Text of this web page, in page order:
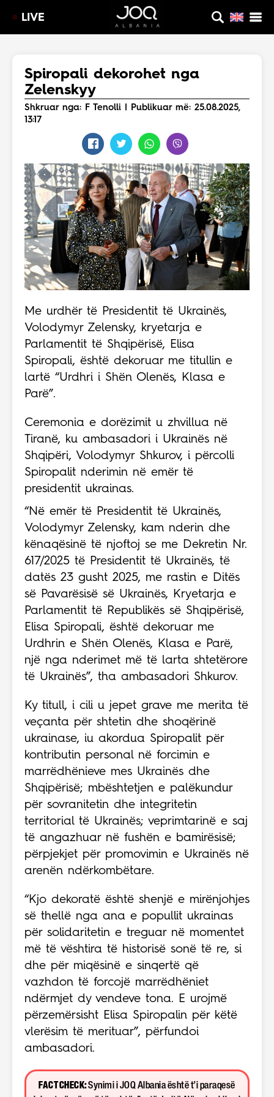
LIVE
Spiropali dekorohet nga
Zelenskyy
Shkruar nga: F Tenolli | Publikuar më: 25.08.2025,
13:17
Me urdhër të Presidentit të Ukrainës,
Volodymyr Zelensky, kryetarja e
Parlamentit të Shqipërisë, Elisa
Spiropali, është dekoruar me titullin e
lartë “Urdhri i Shën Olenës, Klasa e
Parë”.
Ceremonia e dorëzimit u zhvillua në
Tiranë, ku ambasadori i Ukrainës në
Shqipëri, Volodymyr Shkurov, i përcolli
Spiropalit nderimin në emër të
presidentit ukrainas.
“Në emër të Presidentit të Ukrainës,
Volodymyr Zelensky, kam nderin dhe
kënaqësinë të njoftoj se me Dekretin Nr.
617/2025 të Presidentit të Ukrainës, të
datës 23 gusht 2025, me rastin e Ditës
së Pavarësisë së Ukrainës, Kryetarja e
Parlamentit të Republikës së Shqipërisë,
Elisa Spiropali, është dekoruar me
Urdhrin e Shën Olenës, Klasa e Parë,
një nga nderimet më të larta shtetërore
të Ukrainës”, tha ambasadori Shkurov.
Ky titull, i cili u jepet grave me merita të
veçanta për shtetin dhe shoqërinë
ukrainase, iu akordua Spiropalit për
kontributin personal në forcimin e
marrëdhënieve mes Ukrainës dhe
Shqipërisë; mbështetjen e palëkundur
për sovranitetin dhe integritetin
territorial të Ukrainës; veprimtarinë e saj
të angazhuar në fushën e bamirësisë;
përpjekjet për promovimin e Ukrainës në
arenën ndërkombëtare.
“Kjo dekoratë është shenjë e mirënjohjes
së thellë nga ana e popullit ukrainas
për solidaritetin e treguar në momentet
më të vështira të historisë sonë të re, si
dhe për miqësinë e sinqertë që
vazhdon të forcojë marrëdhëniet
ndërmjet dy vendeve tona. E urojmë
përzemërsisht Elisa Spiropalin për këtë
vlerësim të merituar”, përfundoi
ambasadori.
FACT CHECK:Synimi i JOQ Albania është t’i paraqesë